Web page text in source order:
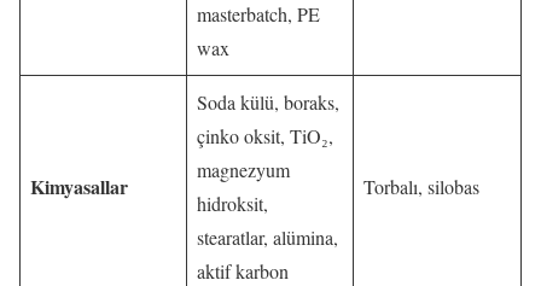
masterbatch, PE
wax
Kimyasallar
Soda külü, boraks,
çinko oksit, TiO₂,
magnezyum
hidroksit,
stearatlar, alümina,
aktif karbon
Torbalı, silobas